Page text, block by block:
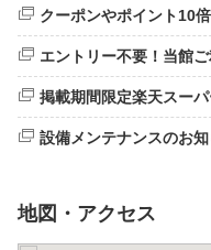
クーポンやポイント10
エントリー不要！当館
掲載期間限定楽天スー
設備メンテナンスのお
地図・アクセス